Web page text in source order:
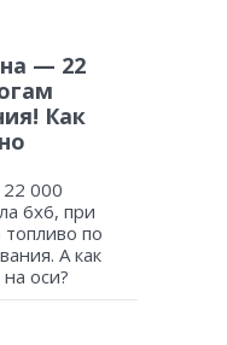
— 22
Как
22 000
6х6, при
по
А как
оси?